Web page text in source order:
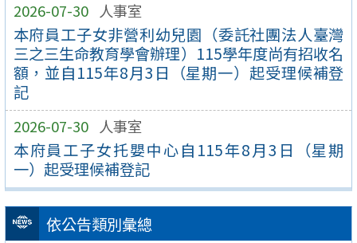
2026-07-30 人事室
本府員工子女非營利幼兒園（委託社團法人臺灣
三之三生命教育學會辦理）115學年度尚有招收名
額，並自115年8月3日（星期一）起受理候補登
記
2026-07-30 人事室
本府員工子女托嬰中心自115年8月3日（星期
一）起受理候補登記
依公告類別彙總